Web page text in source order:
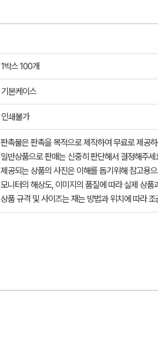
1박스 100개
기본케이스
인쇄불가
판촉물은 판촉을 목적으로 제작하여 무료로 제공
일반상품으로 판매는 신중히 판단해서 결정해주세
제공되는 상품의 사진은 이해를 돕기위해 참고용
모니터의 해상도, 이미지의 품질에 따라 실제 상품
상품 규격 및 사이즈는 재는 방법과 위치에 따라